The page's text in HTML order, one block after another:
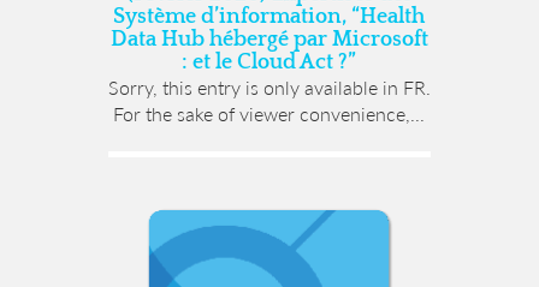
Système d’information, “Health
Data Hub hébergé par Microsoft
: et le Cloud Act ?”
Sorry, this entry is only available in FR.
For the sake of viewer convenience,...